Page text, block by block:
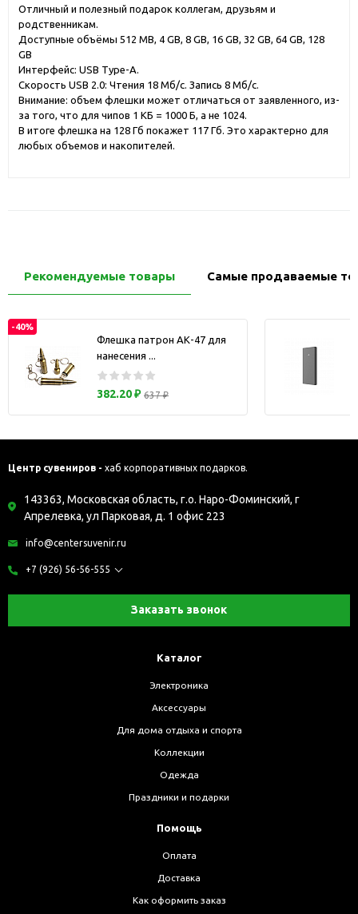
Отличный и полезный подарок коллегам, друзьям и
родственникам.
Доступные объёмы 512 MB, 4 GB, 8 GB, 16 GB, 32 GB, 64 GB, 128
GB
Интерфейс: USB Type-A.
Скорость USB 2.0: Чтения 18 Мб/с. Запись 8 Мб/с.
Внимание: объем флешки может отличаться от заявленного, из-
за того, что для чипов 1 КБ = 1000 Б, а не 1024.
В итоге флешка на 128 Гб покажет 117 Гб. Это характерно для
любых объемов и накопителей.
Рекомендуемые товары Самые продаваемые
-40%
Флешка патрон АК-47 для
нанесения ...
382.20 ₽ 637 ₽
Центр сувениров - хаб корпоративных подарков.
143363, Московская область, г.о. Наро-Фоминский, г
Апрелевка, ул Парковая, д. 1 офис 223
info@centersuvenir.ru
+7 (926) 56-56-555
Заказать звонок
Каталог
Электроника
Аксессуары
Для дома отдыха и спорта
Коллекции
Одежда
Праздники и подарки
Помощь
Оплата
Доставка
Как оформить заказ